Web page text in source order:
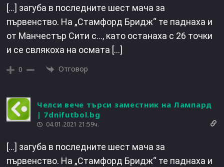
[…] загуба в последните шест мача за
първенство. На „Стамфорд Бридж“ те паднаха и
от Манчестър Сити с…, като останаха с 26 точки
и се свлякоха на осмата […]
0 Отговор
Челси вече търси заместник на Лампард
| 7dnifutbol.bg
04.01.2021 21:59ч.
[…] загуба в последните шест мача за
първенство. На „Стамфорд Бридж“ те паднаха и